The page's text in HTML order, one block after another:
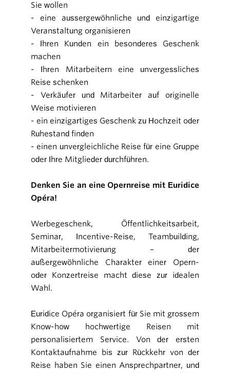
Sie wollen
- eine aussergewöhnliche und einzigartige
Veranstaltung organisieren
- Ihren Kunden ein besonderes Geschenk
machen
- Ihren Mitarbeitern eine unvergessliches
Reise schenken
- Verkäufer und Mitarbeiter auf originelle
Weise motivieren
- ein einzigartiges Geschenk zu Hochzeit oder
Ruhestand finden
- einen unvergleichliche Reise für eine Gruppe
oder Ihre Mitglieder durchführen.
Denken Sie an eine Opernreise mit Euridice
Opéra!
Werbegeschenk, Öffentlichkeitsarbeit,
Seminar, Incentive-Reise, Teambuilding,
Mitarbeitermotivierung – der
außergewöhnliche Charakter einer Opern-
oder Konzertreise macht diese zur idealen
Wahl.
Euridice Opéra organisiert für Sie mit grossem
Know-how hochwertige Reisen mit
personalisiertem Service. Von der ersten
Kontaktaufnahme bis zur Rückkehr von der
Reise haben Sie einen Ansprechpartner, und